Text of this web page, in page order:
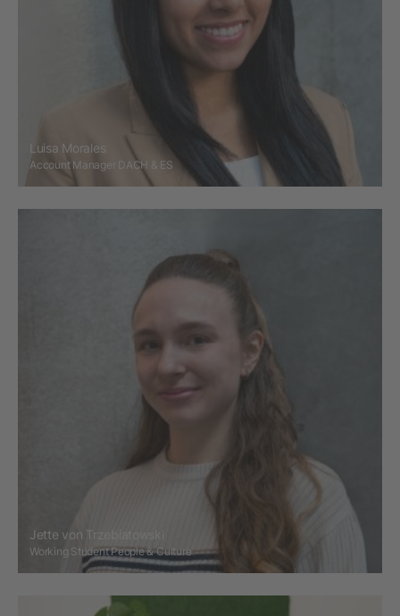
Luisa Morales
Account Manager DACH & ES
Jette von Trzebiatowski
Working Student People & Culture